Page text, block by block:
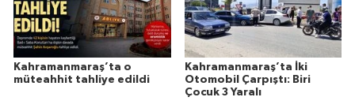
Kahramanmaraş’ta o
müteahhit tahliye edildi
Kahramanmaraş’ta İki
Otomobil Çarpıştı: Biri
Çocuk 3 Yaralı